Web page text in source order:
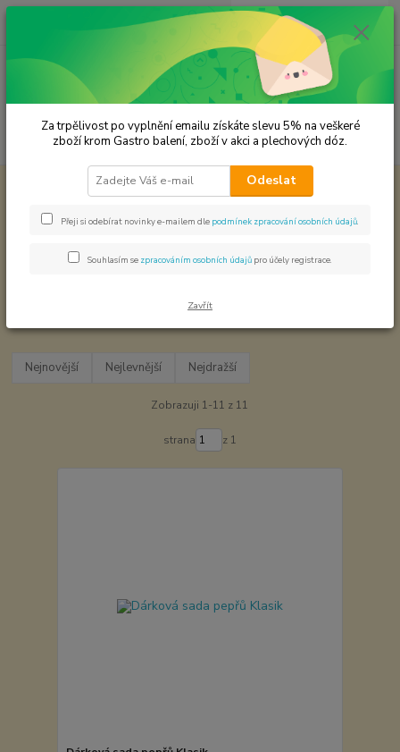
Menu
Hledat
ks
za 0,00 Kč
Dárkové sady koření
Baleno ve zkumavce Z2 - Koření - Chilli
Pepře - Zkumavka Z2 - malá - 1,6x18 cm
1,6x18 cm
Nejnovější Nejlevnější Nejdražší
Zobrazuji 1-11 z 11
strana z 1
Za trpělivost po vyplnění emailu získáte slevu 5% na veškeré
zboží krom Gastro balení, zboží v akci a plechových dóz.
Odeslat
Přeji si odebírat novinky e-mailem dle podmínek zpracování osobních údajů
Souhlasím se zpracováním osobních údajů pro účely registrace.
Zavřít